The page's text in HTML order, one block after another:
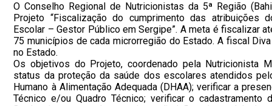
O Conselho Regional de Nutricionistas da 5ª Região
Projeto “Fiscalização do cumprimento das atribuições
Escolar – Gestor Público em Sergipe”. A meta é fiscalizar
75 municípios de cada microrregião do Estado. A fiscal
no Estado.
Os objetivos do Projeto, coordenado pela Nutricionista
status da proteção da saúde dos escolares atendidos
Humano à Alimentação Adequada (DHAA); verificar a
Técnico e/ou Quadro Técnico; verificar o cadastramento